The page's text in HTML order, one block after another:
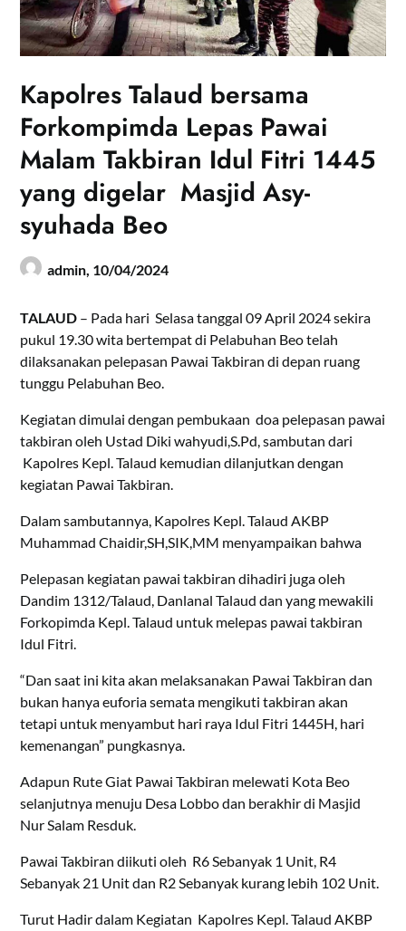
Kapolres Talaud bersama
Forkompimda Lepas Pawai
Malam Takbiran Idul Fitri 1445
yang digelar Masjid Asy-
syuhada Beo
admin, 10/04/2024
TALAUD – Pada hari Selasa tanggal 09 April 2024 sekira
pukul 19.30 wita bertempat di Pelabuhan Beo telah
dilaksanakan pelepasan Pawai Takbiran di depan ruang
tunggu Pelabuhan Beo.
Kegiatan dimulai dengan pembukaan doa pelepasan pawai
takbiran oleh Ustad Diki wahyudi,S.Pd, sambutan dari
Kapolres Kepl. Talaud kemudian dilanjutkan dengan
kegiatan Pawai Takbiran.
Dalam sambutannya, Kapolres Kepl. Talaud AKBP
Muhammad Chaidir,SH,SIK,MM menyampaikan bahwa
Pelepasan kegiatan pawai takbiran dihadiri juga oleh
Dandim 1312/Talaud, Danlanal Talaud dan yang mewakili
Forkopimda Kepl. Talaud untuk melepas pawai takbiran
Idul Fitri.
“Dan saat ini kita akan melaksanakan Pawai Takbiran dan
bukan hanya euforia semata mengikuti takbiran akan
tetapi untuk menyambut hari raya Idul Fitri 1445H, hari
kemenangan” pungkasnya.
Adapun Rute Giat Pawai Takbiran melewati Kota Beo
selanjutnya menuju Desa Lobbo dan berakhir di Masjid
Nur Salam Resduk.
Pawai Takbiran diikuti oleh R6 Sebanyak 1 Unit, R4
Sebanyak 21 Unit dan R2 Sebanyak kurang lebih 102 Unit.
Turut Hadir dalam Kegiatan Kapolres Kepl. Talaud AKBP